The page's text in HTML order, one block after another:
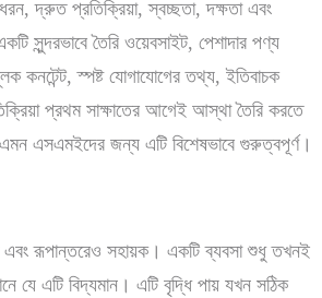
দ্রুত প্রতিক্রিয়া, স্বচ্ছতা, দক্ষতা এবং
সুন্দরভাবে তৈরি ওয়েবসাইট, পেশাদার পণ্য
কনটেন্ট, স্পষ্ট যোগাযোগের তথ্য, ইতিবাচক
প্রথম সাক্ষাতের আগেই আস্থা তৈরি করতে
এমন এসএমইদের জন্য এটি বিশেষভাবে গুরুত্বপূর্ণ।
এবং রূপান্তরেও সহায়ক। একটি ব্যবসা শুধু তখনই
যে এটি বিদ্যমান। এটি বৃদ্ধি পায় যখন সঠিক